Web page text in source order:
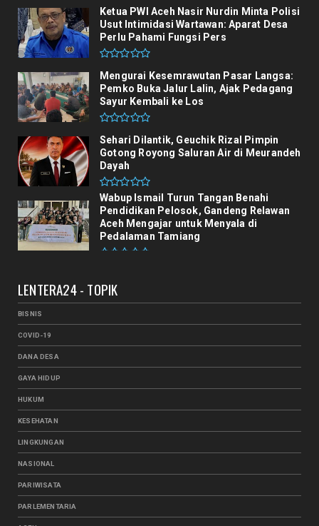
Ketua PWI Aceh Nasir Nurdin Minta Polisi
Usut Intimidasi Wartawan: Aparat Desa
Perlu Pahami Fungsi Pers
Mengurai Kesemrawutan Pasar Langsa:
Pemko Buka Jalur Lalin, Ajak Pedagang
Sayur Kembali ke Los
Sehari Dilantik, Geuchik Rizal Pimpin
Gotong Royong Saluran Air di Meurandeh
Dayah
Wabup Ismail Turun Tangan Benahi
Pendidikan Pelosok, Gandeng Relawan
Aceh Mengajar untuk Menyala di
Pedalaman Tamiang
LENTERA24 - TOPIK
BISNIS
COVID-19
DANA DESA
GAYA HIDUP
HUKUM
KESEHATAN
LINGKUNGAN
NASIONAL
PARIWISATA
PARLEMENTARIA